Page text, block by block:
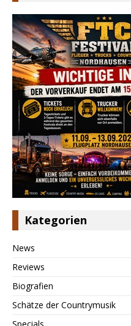
Kategorien
News
Reviews
Biografien
Schätze der Countrymusik